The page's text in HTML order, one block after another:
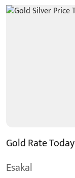
Gold Rate Today
Esakal